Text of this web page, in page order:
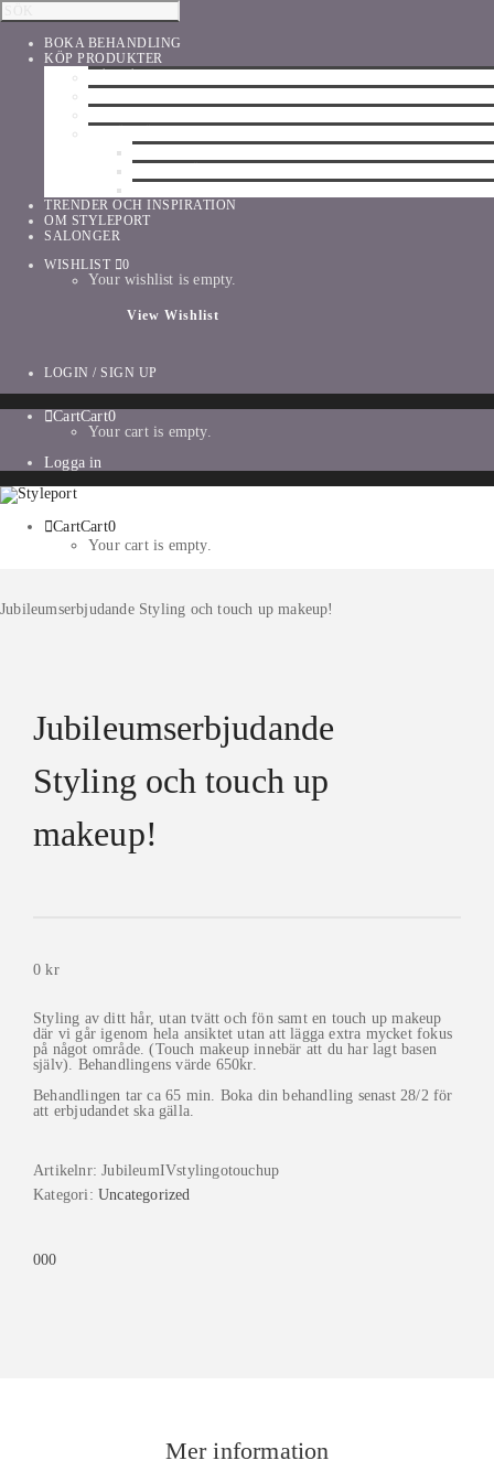
BOKA BEHANDLING
KÖP PRODUKTER
TRENDER OCH INSPIRATION
OM STYLEPORT
SALONGER
WISHLIST
0
Your wishlist is empty.
View Wishlist
LOGIN / SIGN UP
CartCart0
Your cart is empty.
Logga in
CartCart0
Your cart is empty.
Jubileumserbjudande Styling och touch up makeup!
Jubileumserbjudande
Styling och touch up
makeup!
0kr
Styling av ditt hår, utan tvätt och fön samt en touch up makeup
där vi går igenom hela ansiktet utan att lägga extra mycket fokus
på något område. (Touch makeup innebär att du har lagt basen
själv). Behandlingens värde 650kr.
Behandlingen tar ca 65 min. Boka din behandling senast 28/2 för
att erbjudandet ska gälla.
Artikelnr:JubileumIVstylingotouchup
Kategori:Uncategorized
000
Mer information